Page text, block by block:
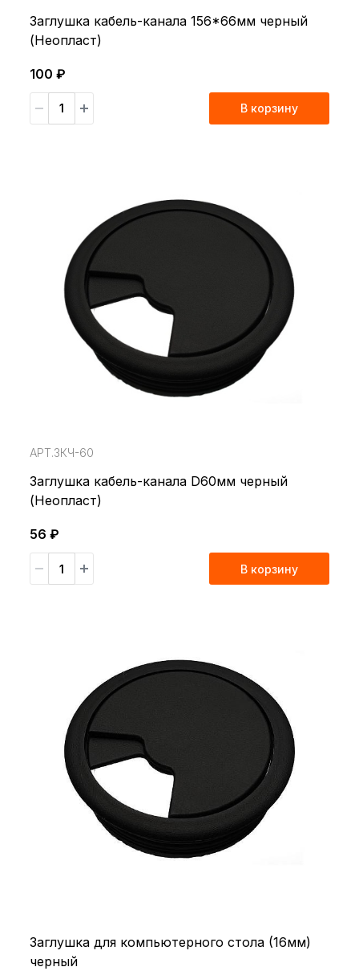
Заглушка кабель-канала 156*66мм черный
(Неопласт)
100 ₽
В корзину
АРТ.ЗКЧ-60
Заглушка кабель-канала D60мм черный
(Неопласт)
56 ₽
В корзину
Заглушка для компьютерного стола (16мм)
черный